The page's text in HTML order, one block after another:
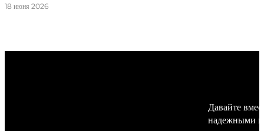
18 июня 2026
Давайте
надежными и